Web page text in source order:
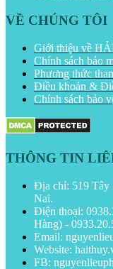
VỀ CHÚNG TÔI
Giới thiệu về
Chính sách bảo
Phương thức
Điều khoản &
Chính sách bảo
THÔNG TIN
Địa chỉ: 519 Tây
Nai.
Điện thoại:
Hàng) -
Email:
Website:
FB: